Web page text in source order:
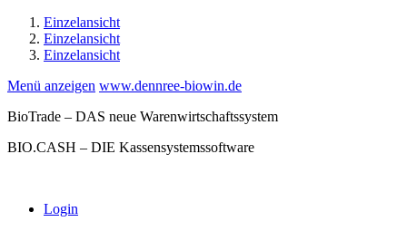
Einzelansicht
Einzelansicht
Einzelansicht
Menü anzeigen www.dennree-biowin.de
BioTrade – DAS neue Warenwirtschaftssystem
BIO.CASH – DIE Kassensystemssoftware
Login